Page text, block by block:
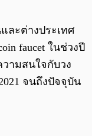
ละต่างประเทศ
faucet ในช่วงปี
ามสนใจกับวง
จนถึงปัจจุบัน